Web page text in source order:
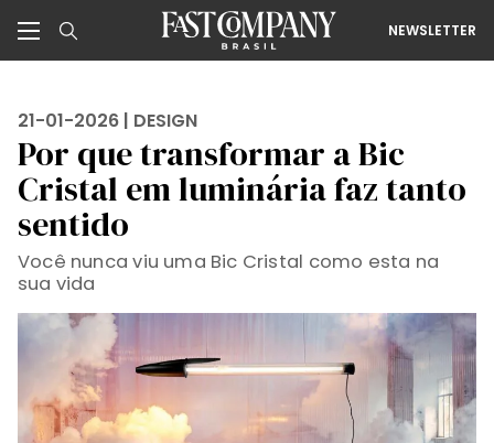
NEWSLETTER
21-01-2026 | DESIGN
Por que transformar a Bic
Cristal em luminária faz tanto
sentido
Você nunca viu uma Bic Cristal como esta na
sua vida